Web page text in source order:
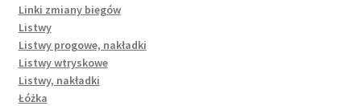
Linki zmiany biegów
Listwy
Listwy progowe, nakładki
Listwy wtryskowe
Listwy, nakładki
Łóżka